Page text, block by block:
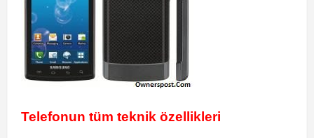
Telefonun tüm teknik özellikleri